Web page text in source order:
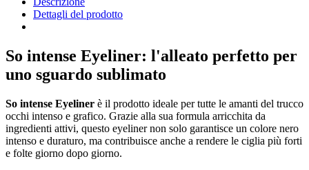
Dettagli del prodotto
So intense Eyeliner: l'alleato perfetto per
uno sguardo sublimato
So intense Eyeliner è il prodotto ideale per tutte le amanti del trucco
occhi intenso e grafico. Grazie alla sua formula arricchita da
ingredienti attivi, questo eyeliner non solo garantisce un colore nero
intenso e duraturo, ma contribuisce anche a rendere le ciglia più forti
e folte giorno dopo giorno.